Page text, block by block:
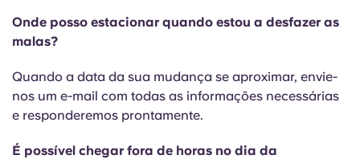
Onde posso estacionar quando estou a desfazer as
malas?
Quando a data da sua mudança se aproximar, envie-
nos um e-mail com todas as informações necessárias
e responderemos prontamente.
É possível chegar fora de horas no dia da